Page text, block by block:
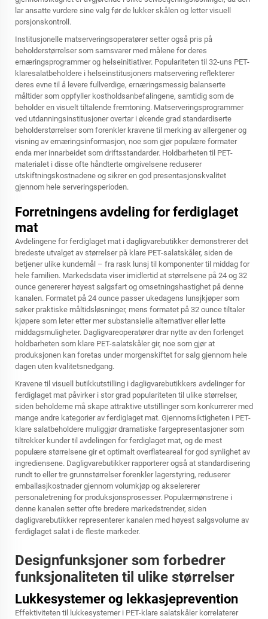
lar ansatte vurdere sine valg før de lukker skålen og letter visuell
porsjonskontroll.
Institusjonelle matserveringsoperatører setter også pris på
beholderstørrelser som samsvarer med målene for deres
ernæringsprogrammer og helseinitiativer. Populariteten til 32-uns PET-
klaresalatbeholdere i helseinstitusjoners matservering reflekterer
deres evne til å levere fullverdige, ernæringsmessig balanserte
måltider som oppfyller kostholdsanbefalingene, samtidig som de
beholder en visuelt tiltalende fremtoning. Matserveringsprogrammer
ved utdanningsinstitusjoner overtar i økende grad standardiserte
beholderstørrelser som forenkler kravene til merking av allergener og
visning av ernæringsinformasjon, noe som gjør populære formater
enda mer innarbeidet som driftsstandarder. Holdbarheten til PET-
materialet i disse ofte håndterte omgivelsene reduserer
utskiftningskostnadene og sikrer en god presentasjonskvalitet
gjennom hele serveringsperioden.
Forretningens avdeling for ferdiglaget
mat
Avdelingene for ferdiglaget mat i dagligvarebutikker demonstrerer det
bredeste utvalget av størrelser på klare PET-salatskåler, siden de
betjener ulike kundemål – fra rask lunsj til komponenter til middag for
hele familien. Markedsdata viser imidlertid at størrelsene på 24 og 32
ounce genererer høyest salgsfart og omsetningshastighet på denne
kanalen. Formatet på 24 ounce passer ukedagens lunsjkjøper som
søker praktiske måltidsløsninger, mens formatet på 32 ounce tiltaler
kjøpere som leter etter mer substansielle alternativer eller lette
middagsmuligheter. Dagligvareoperatører drar nytte av den forlenget
holdbarheten som klare PET-salatskåler gir, noe som gjør at
produksjonen kan foretas under morgenskiftet for salg gjennom hele
dagen uten kvalitetsnedgang.
Kravene til visuell butikkutstilling i dagligvarebutikkers avdelinger for
ferdiglaget mat påvirker i stor grad populariteten til ulike størrelser,
siden beholderne må skape attraktive utstillinger som konkurrerer med
mange andre kategorier av ferdiglaget mat. Gjennomsiktigheten i PET-
klare salatbeholdere muliggjør dramatiske fargepresentasjoner som
tiltrekker kunder til avdelingen for ferdiglaget mat, og de mest
populære størrelsene gir et optimalt overflateareal for god synlighet av
ingrediensene. Dagligvarebutikker rapporterer også at standardisering
rundt to eller tre grunnstørrelser forenkler lagerstyring, reduserer
emballasjkostnader gjennom volumkjøp og akselererer
personaletrening for produksjonsprosesser. Populærmønstrene i
denne kanalen setter ofte bredere markedstrender, siden
dagligvarebutikker representerer kanalen med høyest salgsvolume av
ferdiglaget salat i de fleste markeder.
Designfunksjoner som forbedrer
funksjonaliteten til ulike størrelser
Lukkesystemer og lekkasjeprevention
Effektiviteten til lukkesystemer i PET-klare salatskåler korrelaterer